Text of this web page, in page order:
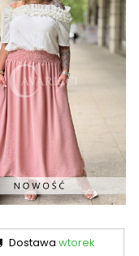
Dostawa wtorek